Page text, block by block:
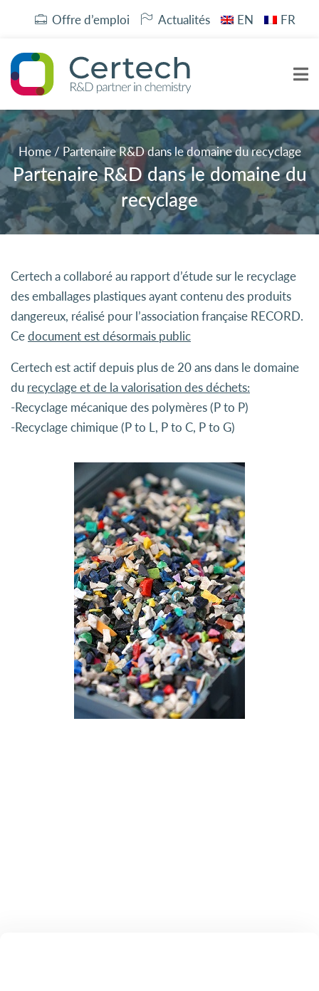
Offre d’emploi Actualités EN FR
Home/ Partenaire R&D dans le domaine du recyclage
Partenaire R&D dans le domaine du
recyclage
Certech a collaboré au rapport d’étude sur le recyclage
des emballages plastiques ayant contenu des produits
dangereux, réalisé pour l’association française RECORD.
Cedocument est désormais public
Certech est actif depuis plus de 20 ans dans le domaine
du recyclage et de la valorisation des déchets:
-Recyclage mécanique des polymères (P to P)
-Recyclage chimique (P to L, P to C, P to G)